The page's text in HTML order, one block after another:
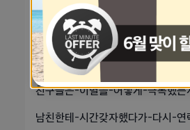
남친이-자꾸-나한테-뭘-먹지-말
남친이빨에-치석이-있는걸-알게
제품-후기-중에-자기방-구매후기
친구들은-이별을-어떻게-극복했
남친한테-시간갖자했다가-다시-